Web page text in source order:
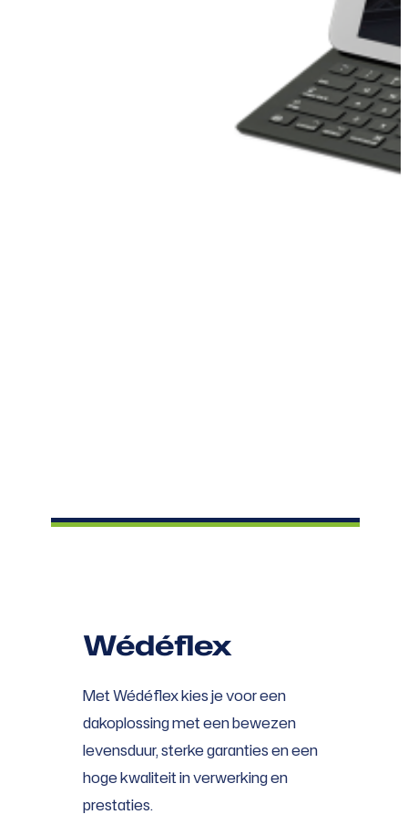
Wédéflex
Met Wédéflex kies je voor een
dakoplossing met een bewezen
levensduur, sterke garanties en een
hoge kwaliteit in verwerking en
prestaties.